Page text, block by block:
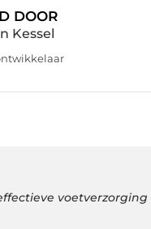
DOOR
Kessel
voetverzorging